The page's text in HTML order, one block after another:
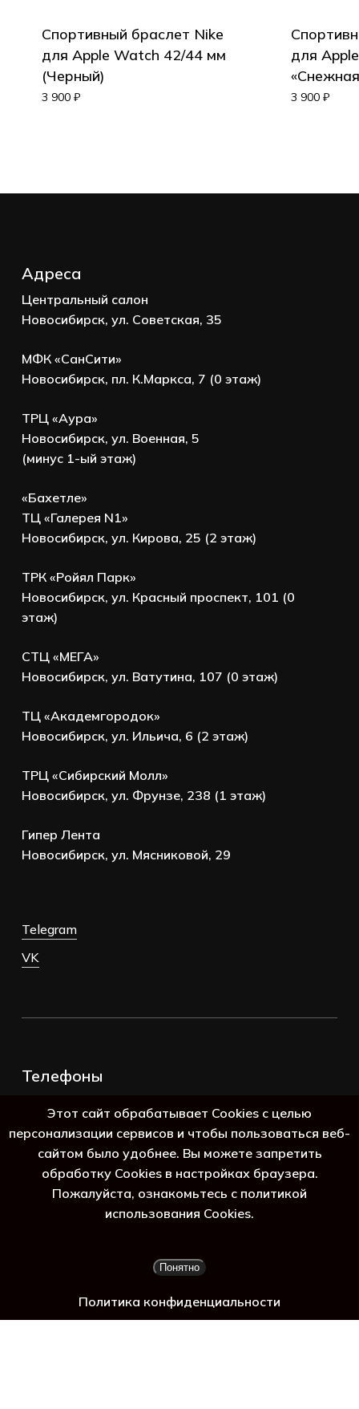
Корзина пуста.
Просмотр корзины
Спортивный браслет Nike
для Apple Watch 42/44 мм
(Черный)
3 900 ₽
для
3 900 ₽
Адреса
Центральный салон
Новосибирск, ул. Советская, 35
МФК «СанСити»
Новосибирск, пл. К.Маркса, 7 (0 этаж)
ТРЦ «Аура»
Новосибирск, ул. Военная, 5
(минус 1-ый этаж)
«Бахетле»
ТЦ «Галерея N1»
Новосибирск, ул. Кирова, 25 (2 этаж)
ТРК «Ройял Парк»
Новосибирск, ул. Красный проспект, 101 (0
этаж)
СТЦ «МЕГА»
Новосибирск, ул. Ватутина, 107 (0 этаж)
ТЦ «Академгородок»
Новосибирск, ул. Ильича, 6 (2 этаж)
ТРЦ «Сибирский Молл»
Новосибирск, ул. Фрунзе, 238 (1 этаж)
Гипер Лента
Новосибирск, ул. Мясниковой, 29
Telegram
VK
Телефоны
8 (800) 250-69-39
Этот сайт обрабатывает Cookies с целью
персонализации сервисов и чтобы пользоваться веб-
сайтом было удобнее. Вы можете запретить
обработку Cookies в настройках браузера.
Пожалуйста, ознакомьтесь с политикой
использования Cookies.
Понятно
Политика конфиденциальности